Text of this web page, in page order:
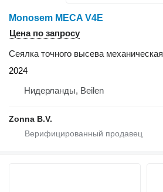
Monosem MECA V4E
Цена по запросу
Сеялка точного высева механическая
2024
Нидерланды, Beilen
Zonna B.V.